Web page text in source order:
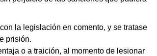
la legislación en comento, y se tratase
prisión.
o a traición, al momento de lesionar